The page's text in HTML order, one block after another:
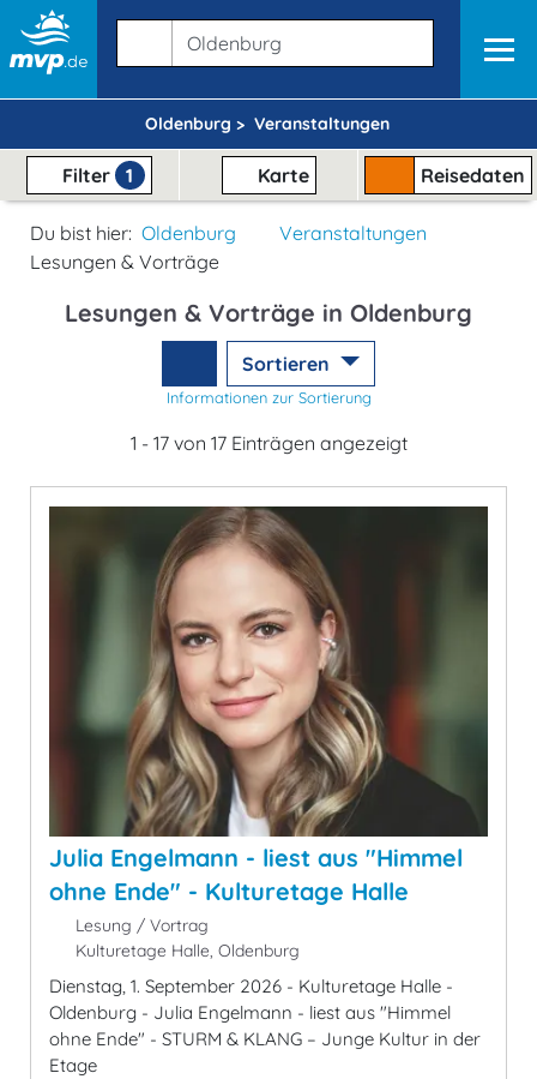
Oldenburg > Veranstaltungen
Filter 1 Karte Reisedaten
Du bist hier: Oldenburg
Veranstaltungen
Lesungen & Vorträge
Lesungen & Vorträge in Oldenburg
Sortieren
Informationen zur Sortierung
1 - 17 von 17 Einträgen angezeigt
Julia Engelmann - liest aus "Himmel
ohne Ende" - Kulturetage Halle
Lesung / Vortrag
Kulturetage Halle, Oldenburg
Dienstag, 1. September 2026 - Kulturetage Halle -
Oldenburg - Julia Engelmann - liest aus "Himmel
ohne Ende" - STURM & KLANG – Junge Kultur in der
Etage